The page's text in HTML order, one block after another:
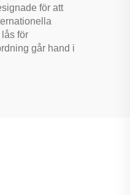
för att
för
går hand i